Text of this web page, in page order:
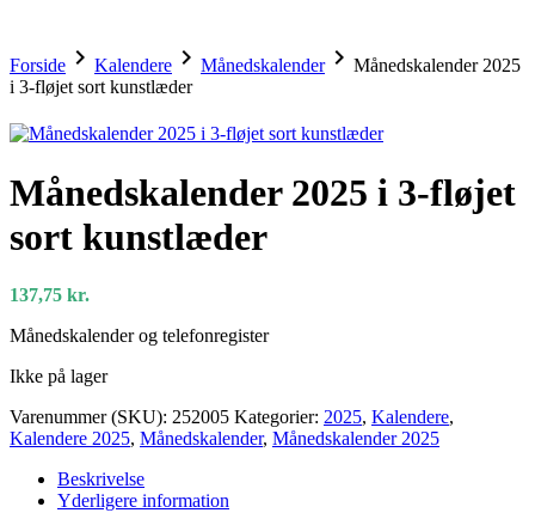
Forside chevron_right Kalendere chevron_right Månedskalenderchevron_right Månedskalender 2025
i 3-fløjet sort kunstlæder
Månedskalender 2025 i 3-fløjet
sort kunstlæder
137,75 kr.
Månedskalender og telefonregister
Ikke på lager
Varenummer (SKU): 252005 Kategorier: 2025, Kalendere,
Kalendere 2025, Månedskalender, Månedskalender 2025
Beskrivelse
Yderligere information